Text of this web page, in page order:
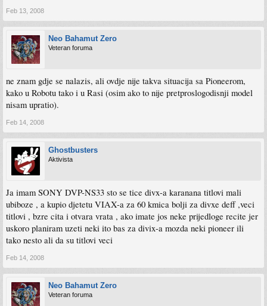
Feb 13, 2008
Neo Bahamut Zero
Veteran foruma
ne znam gdje se nalazis, ali ovdje nije takva situacija sa Pioneerom,
kako u Robotu tako i u Rasi (osim ako to nije pretproslogodisnji model
nisam upratio).
Feb 14, 2008
Ghostbusters
Aktivista
Ja imam SONY DVP-NS33 sto se tice divx-a karanana titlovi mali
ubiboze , a kupio djetetu VIAX-a za 60 kmica bolji za divxe deff ,veci
titlovi , bzre cita i otvara vrata , ako imate jos neke prijedloge recite jer
uskoro planiram uzeti neki ito bas za divix-a mozda neki pioneer ili
tako nesto ali da su titlovi veci
Feb 14, 2008
Neo Bahamut Zero
Veteran foruma